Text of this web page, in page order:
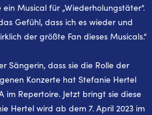
Musical für „Wiederholungstäter“.
Gefühl, dass ich es wieder und
der größte Fan dieses Musicals.“
Sängerin, dass sie die Rolle der
Konzerte hat Stefanie Hertel
im Repertoire. Jetzt bringt sie diese
Hertel wird ab dem 7. April 2023 im